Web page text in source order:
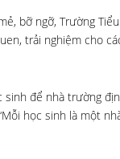
bỡ ngỡ, Trường
trải nghiệm cho
sinh để nhà trường
học sinh là một